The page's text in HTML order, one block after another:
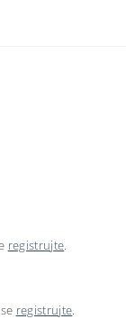
registrujte.
registrujte.